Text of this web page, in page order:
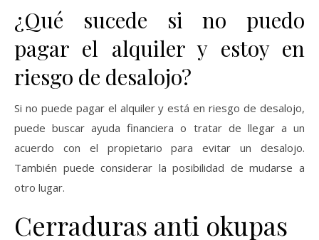
¿Qué sucede si no puedo
pagar el alquiler y estoy en
riesgo de desalojo?
Si no puede pagar el alquiler y está en riesgo de desalojo,
puede buscar ayuda financiera o tratar de llegar a un
acuerdo con el propietario para evitar un desalojo.
También puede considerar la posibilidad de mudarse a
otro lugar.
Cerraduras anti okupas